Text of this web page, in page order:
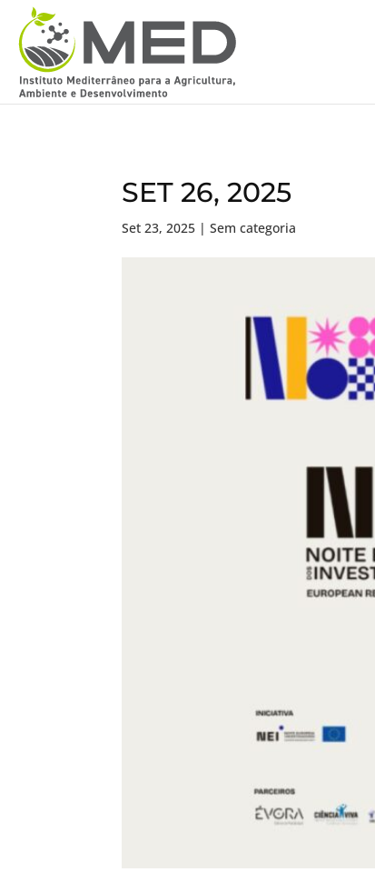
SET 26, 2025
Set 23, 2025 | Sem categoria